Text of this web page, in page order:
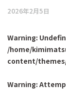
2026年2月5日
Warning:
/home/
content/
Warning: